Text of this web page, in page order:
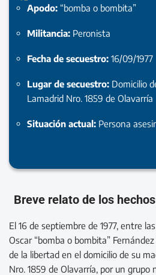
Apodo: “bomba o bombita”
Militancia: Peronista
Fecha de secuestro: 16/09/1977
Lugar de secuestro: Domicilio
Lamadrid Nro. 1859 de Olavarría
Situación actual: Persona
Breve relato de los hechos
El 16 de septiembre de 1977, entre
Oscar “bomba o bombita”
de la libertad en el domicilio de su
Nro. 1859 de Olavarría, por un grupo